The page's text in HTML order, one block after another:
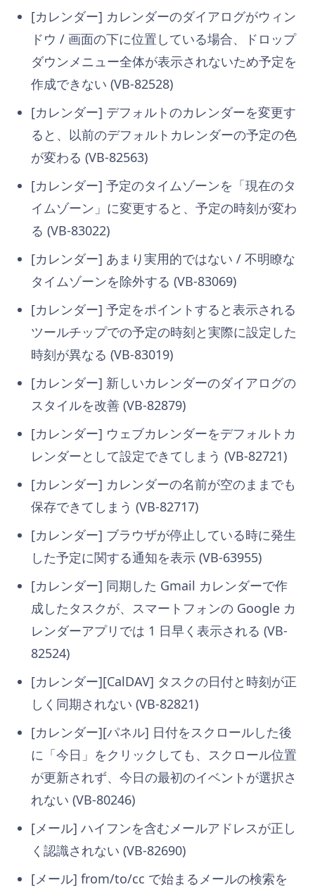
[カレンダー] カレンダーのダイアログがウィン
ドウ / 画面の下に位置している場合、ドロップ
ダウンメニュー全体が表示されないため予定を
作成できない (VB-82528)
[カレンダー] デフォルトのカレンダーを変更す
ると、以前のデフォルトカレンダーの予定の色
が変わる (VB-82563)
[カレンダー] 予定のタイムゾーンを「現在のタ
イムゾーン」に変更すると、予定の時刻が変わ
る (VB-83022)
[カレンダー] あまり実用的ではない / 不明瞭な
タイムゾーンを除外する (VB-83069)
[カレンダー] 予定をポイントすると表示される
ツールチップでの予定の時刻と実際に設定した
時刻が異なる (VB-83019)
[カレンダー] 新しいカレンダーのダイアログの
スタイルを改善 (VB-82879)
[カレンダー] ウェブカレンダーをデフォルトカ
レンダーとして設定できてしまう (VB-82721)
[カレンダー] カレンダーの名前が空のままでも
保存できてしまう (VB-82717)
[カレンダー] ブラウザが停止している時に発生
した予定に関する通知を表示 (VB-63955)
[カレンダー] 同期した Gmail カレンダーで作
成したタスクが、スマートフォンの Google カ
レンダーアプリでは 1 日早く表示される (VB-
82524)
[カレンダー][CalDAV] タスクの日付と時刻が正
しく同期されない (VB-82821)
[カレンダー][パネル] 日付をスクロールした後
に「今日」をクリックしても、スクロール位置
が更新されず、今日の最初のイベントが選択さ
れない (VB-80246)
[メール] ハイフンを含むメールアドレスが正し
く認識されない (VB-82690)
[メール] from/to/cc で始まるメールの検索を